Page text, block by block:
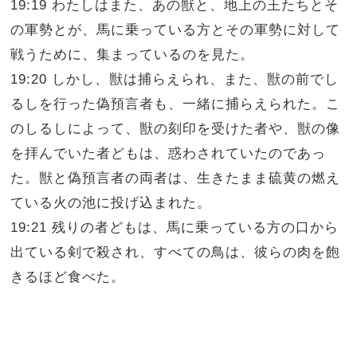
19:19 わたしはまた、あの獣と、地上の王たちとそ
の軍勢とが、馬に乗っている方とその軍勢に対して
戦うために、集まっているのを見た。
19:20 しかし、獣は捕らえられ、また、獣の前でし
るしを行った偽預言者も、一緒に捕らえられた。こ
のしるしによって、獣の刻印を受けた者や、獣の像
を拝んでいた者どもは、惑わされていたのであっ
た。獣と偽預言者の両者は、生きたまま硫黄の燃え
ている火の池に投げ込まれた。
19:21 残りの者どもは、馬に乗っている方の口から
出ている剣で殺され、すべての鳥は、彼らの肉を飽
きるほど食べた。